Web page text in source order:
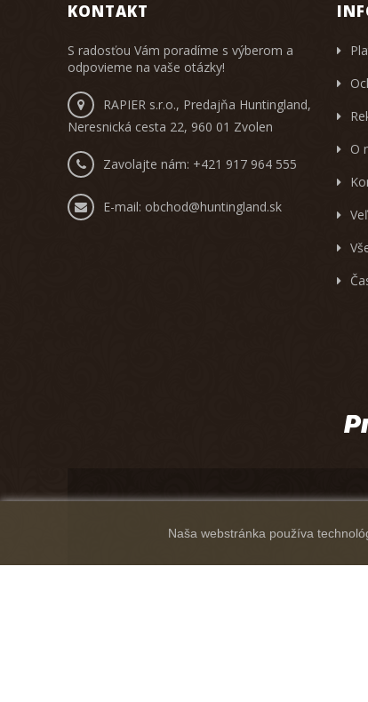
KONTAKT
S radosťou Vám poradíme s výberom a
odpovieme na vaše otázky!
RAPIER s.r.o., Predajňa Huntingland,
Neresnická cesta 22, 960 01 Zvolen
Zavolajte nám: +421 917 964 555
E-mail: obchod@huntingland.sk
O
Naša webstránka používa